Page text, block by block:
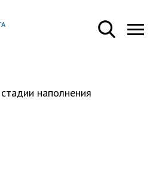
наполнения